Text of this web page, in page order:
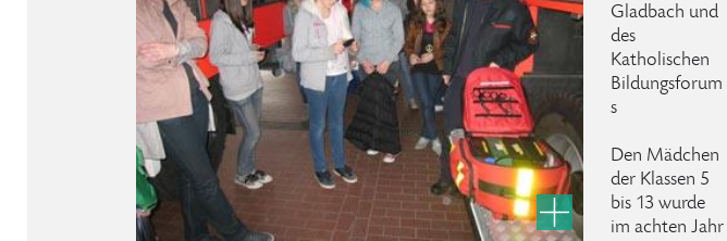
Gladbach und
des
Katholischen
Bildungsforum
s
Den Mädchen
der Klassen 5
bis 13 wurde
im achten Jahr